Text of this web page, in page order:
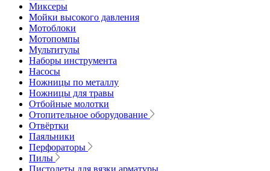
Миксеры
Мойки высокого давления
Мотоблоки
Мотопомпы
Мультитулы
Наборы инструмента
Насосы
Ножницы по металлу
Ножницы для травы
Отбойные молотки
Отопительное оборудование
Отвёртки
Паяльники
Перфораторы
Пилы
Пистолеты для вязки арматуры